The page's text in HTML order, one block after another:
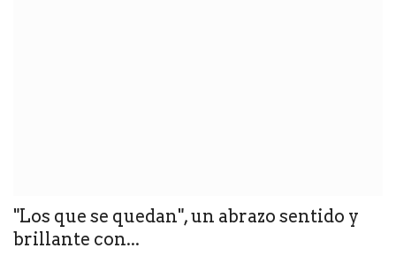
"Los que se quedan", un abrazo sentido y
brillante con...